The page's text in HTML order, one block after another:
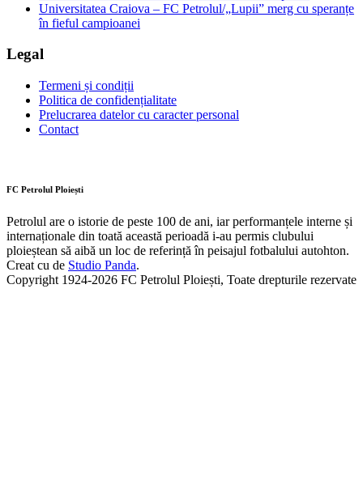
Universitatea Craiova – FC Petrolul/„Lupii” merg cu speranțe
în fieful campioanei
Legal
Termeni și condiții
Politica de confidențialitate
Prelucrarea datelor cu caracter personal
Contact
FC Petrolul Ploiești
Petrolul are o istorie de peste 100 de ani, iar performanțele interne și
internaționale din toată această perioadă i-au permis clubului
ploieștean să aibă un loc de referință în peisajul fotbalului autohton.
Creat cu de Studio Panda.
Copyright 1924-2026 FC Petrolul Ploiești, Toate drepturile rezervate